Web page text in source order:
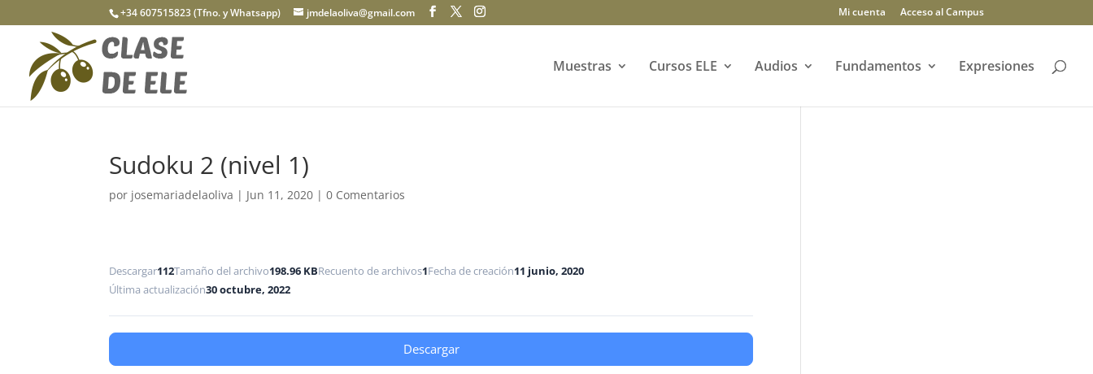
+34 607515823 (Tfno. y Whatsapp) jmdelaoliva@gmail.com Mi cuenta Acceso al Campus
Muestras Cursos ELE Audios Fundamentos Expresiones
Sudoku 2 (nivel 1)
por josemariadelaoliva | Jun 11, 2020 |0 Comentarios
Descargar112Tamaño del archivo198.96 KBRecuento de archivos1Fecha de creación11 junio, 2020
Última actualización30 octubre, 2022
Descargar